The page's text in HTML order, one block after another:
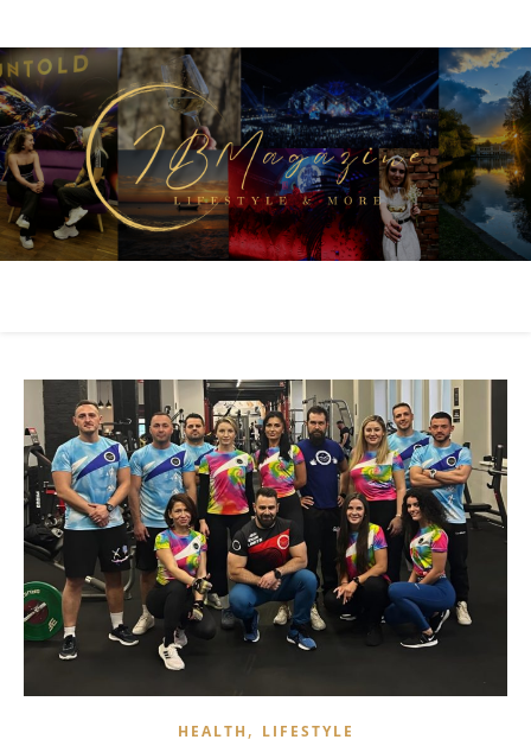
HEALTH , LIFESTYLE